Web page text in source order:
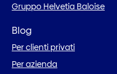
Gruppo Helvetia Baloise
Blog
Per clienti privati
Per azienda